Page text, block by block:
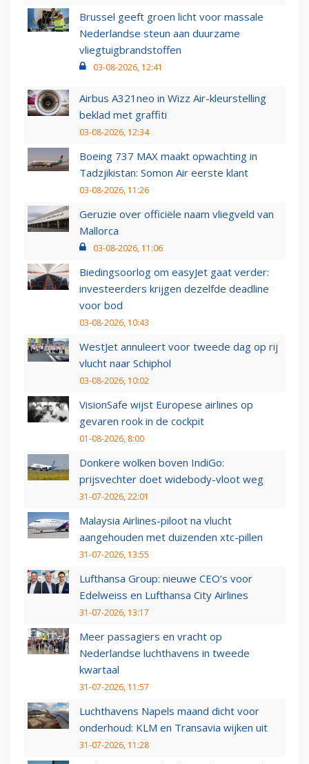
Brussel geeft groen licht voor massale
Nederlandse steun aan duurzame
vliegtuigbrandstoffen
03-08-2026, 12:41
Airbus A321neo in Wizz Air-kleurstelling
beklad met graffiti
03-08-2026, 12:34
Boeing 737 MAX maakt opwachting in
Tadzjikistan: Somon Air eerste klant
03-08-2026, 11:26
Geruzie over officiële naam vliegveld van
Mallorca
03-08-2026, 11:06
Biedingsoorlog om easyJet gaat verder:
investeerders krijgen dezelfde deadline
voor bod
03-08-2026, 10:43
WestJet annuleert voor tweede dag op rij
vlucht naar Schiphol
03-08-2026, 10:02
VisionSafe wijst Europese airlines op
gevaren rook in de cockpit
01-08-2026, 8:00
Donkere wolken boven IndiGo:
prijsvechter doet widebody-vloot weg
31-07-2026, 22:01
Malaysia Airlines-piloot na vlucht
aangehouden met duizenden xtc-pillen
31-07-2026, 13:55
Lufthansa Group: nieuwe CEO’s voor
Edelweiss en Lufthansa City Airlines
31-07-2026, 13:17
Meer passagiers en vracht op
Nederlandse luchthavens in tweede
kwartaal
31-07-2026, 11:57
Luchthavens Napels maand dicht voor
onderhoud: KLM en Transavia wijken uit
31-07-2026, 11:28